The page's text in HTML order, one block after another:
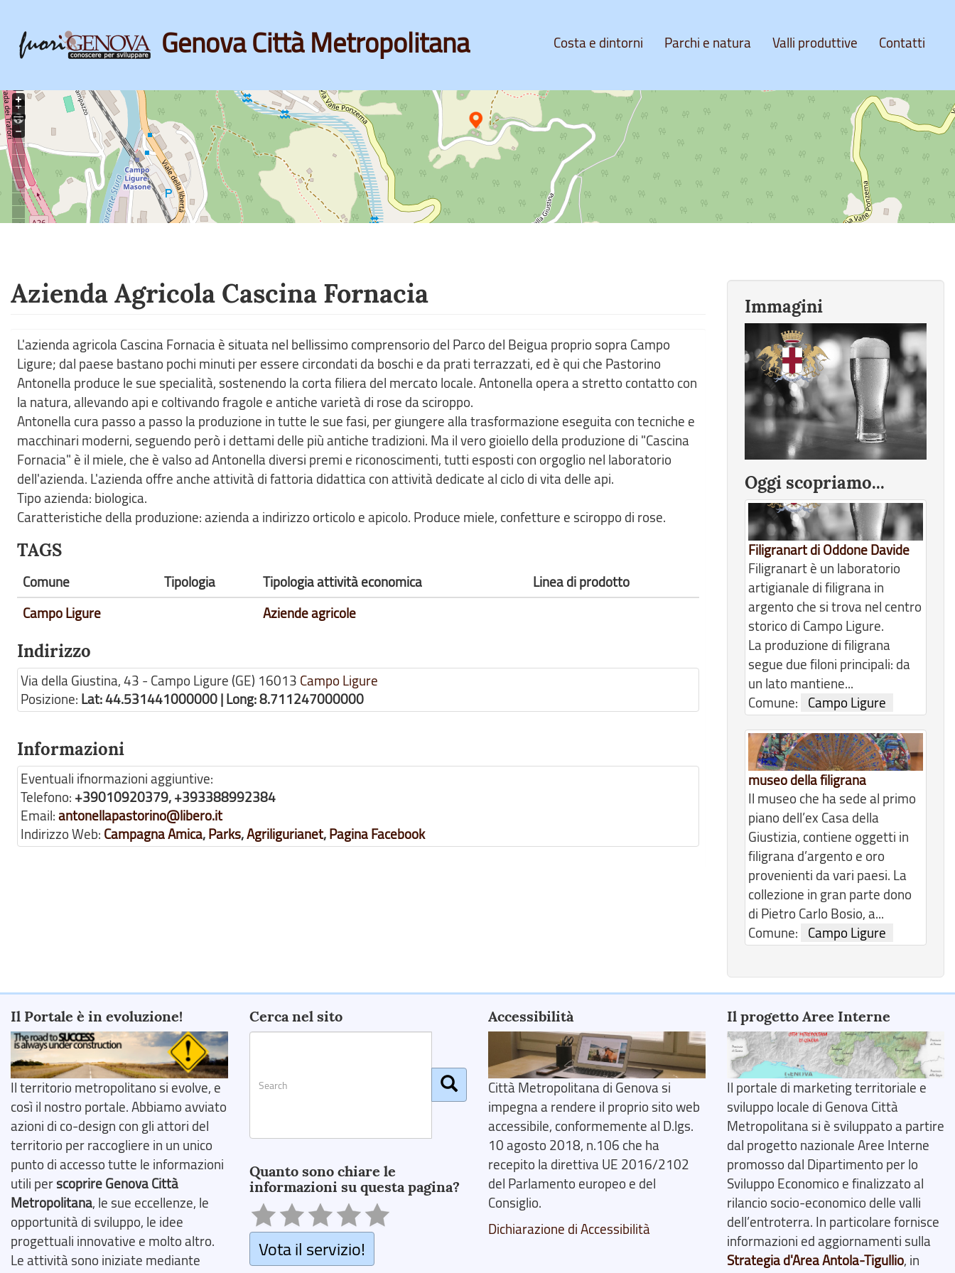
Skip
main
content
Genova Città Metropolitana Costa e dintorni Parchi e natura Valli produttive Contatti
Azienda Agricola Cascina Fornacia
L'azienda agricola Cascina Fornacia è situata nel bellissimo comprensorio del Parco del Beigua proprio sopra Campo
Ligure; dal paese bastano pochi minuti per essere circondati da boschi e da prati terrazzati, ed è qui che Pastorino
Antonella produce le sue specialità, sostenendo la corta filiera del mercato locale. Antonella opera a stretto contatto con
la natura, allevando api e coltivando fragole e antiche varietà di rose da sciroppo.
Antonella cura passo a passo la produzione in tutte le sue fasi, per giungere alla trasformazione eseguita con tecniche e
macchinari moderni, seguendo però i dettami delle più antiche tradizioni. Ma il vero gioiello della produzione di "Cascina
Fornacia" è il miele, che è valso ad Antonella diversi premi e riconoscimenti, tutti esposti con orgoglio nel laboratorio
dell'azienda. L'azienda offre anche attività di fattoria didattica con attività dedicate al ciclo di vita delle api.
Tipo azienda: biologica.
Caratteristiche della produzione: azienda a indirizzo orticolo e apicolo. Produce miele, confetture e sciroppo di rose.
TAGS
Comune Tipologia Tipologia attività economica
Linea di prodotto
Campo Ligure
Aziende agricole
Indirizzo
Via della Giustina, 43 - Campo Ligure (GE) 16013 Campo Ligure
Posizione: Lat: 44.531441000000 | Long: 8.711247000000
Informazioni
Eventuali ifnormazioni aggiuntive:
Telefono: +39010920379, +393388992384
Email:antonellapastorino@libero.it
Indirizzo Web: Campagna Amica,Parks,Agriligurianet,Pagina Facebook
Immagini
Oggi scopriamo...
Filigranart di Oddone Davide
Filigranart è un laboratorio
artigianale di filigrana in
argento che si trova nel centro
storico di Campo Ligure.
La produzione di filigrana
segue due filoni principali: da
un lato mantiene...
Comune:
Campo Ligure
museo della filigrana
Il museo che ha sede al primo
piano dell’ex Casa della
Giustizia, contiene oggetti in
filigrana d’argento e oro
provenienti da vari paesi. La
collezione in gran parte dono
di Pietro Carlo Bosio, a...
Comune:
Campo Ligure
Il Portale è in evoluzione!
Il territorio metropolitano si evolve, e
così il nostro portale. Abbiamo avviato
azioni di co-design con gli attori del
territorio per raccogliere in un unico
punto di accesso tutte le informazioni
utili perscoprire Genova Città
Metropolitana, le sue eccellenze, le
opportunità di sviluppo, le idee
progettuali innovative e molto altro.
Le attività sono iniziate mediante
Cerca nel sito
Quanto sono chiare le
informazioni su questa pagina?
Vota il servizio!
Accessibilità
Città Metropolitana di Genova si
impegna a rendere il proprio sito web
accessibile, conformemente al D.lgs.
10 agosto 2018, n.106 che ha
recepito la direttiva UE 2016/2102
del Parlamento europeo e del
Consiglio.
Dichiarazione di Accessibilità
Il progetto Aree Interne
Il portale di marketing territoriale e
sviluppo locale di Genova Città
Metropolitana si è sviluppato a partire
dal progetto nazionale Aree Interne
promosso dal Dipartimento per lo
Sviluppo Economico e finalizzato al
rilancio socio-economico delle valli
dell’entroterra. In particolare fornisce
informazioni ed aggiornamenti sulla
Strategia d'Area Antola-Tigullio, in